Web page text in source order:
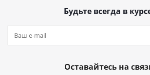
Будьте всегда в
Оставайтесь на